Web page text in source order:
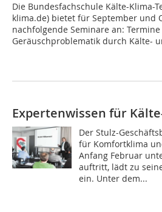
Die Bundesfachschule Kälte-Klima-
klima.de) bietet für September und
nachfolgende Seminare an:
Geräuschproblematik durch Kälte-
Expertenwissen für
Der Stulz-
für Komfortklima
Anfang Februar
auftritt, lädt zu
ein. Unter dem...